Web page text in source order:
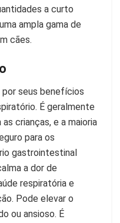
a curto
ampla gama de
cães.
por seus benefícios
É geralmente
crianças, e a maioria
para os
gastrointestinal
a dor de
respiratória e
Pode elevar o
ou ansioso. É